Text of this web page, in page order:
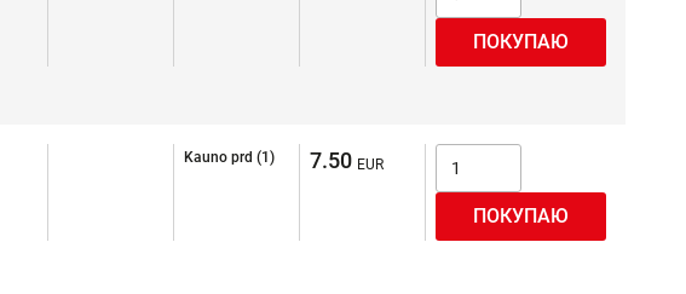
Kauno prd (1) 7.50